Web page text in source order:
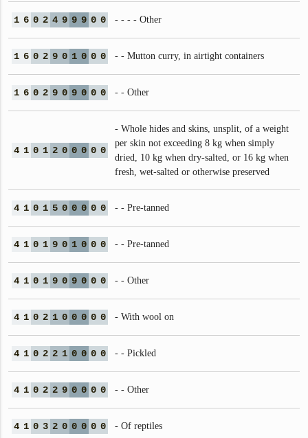
1 6 0 2 4 9 9 9 0 0 - - - - Other
1 6 0 2 9 0 1 0 0 0 - - Mutton curry, in airtight containers
1 6 0 2 9 0 9 0 0 0 - - Other
4 1 0 1 2 0 0 0 0 0
- Whole hides and skins, unsplit, of a weight
per skin not exceeding 8 kg when simply
dried, 10 kg when dry‑salted, or 16 kg when
fresh, wet‑salted or otherwise preserved
4 1 0 1 5 0 0 0 0 0 - - Pre-tanned
4 1 0 1 9 0 1 0 0 0 - - Pre-tanned
4 1 0 1 9 0 9 0 0 0 - - Other
4 1 0 2 1 0 0 0 0 0 - With wool on
4 1 0 2 2 1 0 0 0 0 - - Pickled
4 1 0 2 2 9 0 0 0 0 - - Other
4 1 0 3 2 0 0 0 0 0 - Of reptiles